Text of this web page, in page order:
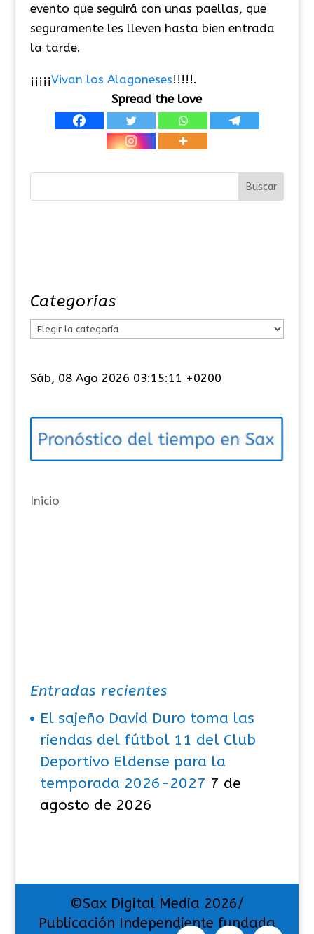
evento que seguirá con unas paellas, que
seguramente les lleven hasta bien entrada
la tarde.
¡¡¡¡¡Vivan los Alagoneses!!!!!.
Spread the love
Categorías
e
o
í
s
Sáb, 08 Ago 2026 03:15:12 +0200
Inicio
Entradas recientes
El sajeño David Duro toma las
riendas del fútbol 11 del Club
Deportivo Eldense para la
temporada 2026-2027 7 de
agosto de 2026
©Sax Digital Media 2026/
Publicación Independiente fundada